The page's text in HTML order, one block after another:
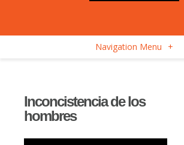
Navigation Menu +
Inconcistencia de los
hombres